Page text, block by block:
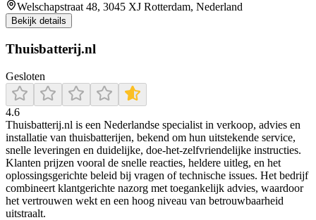
Welschapstraat 48, 3045 XJ Rotterdam, Nederland
Bekijk details
Thuisbatterij.nl
Gesloten
4.6
Thuisbatterij.nl is een Nederlandse specialist in verkoop, advies en
installatie van thuisbatterijen, bekend om hun uitstekende service,
snelle leveringen en duidelijke, doe‑het‑zelfvriendelijke instructies.
Klanten prijzen vooral de snelle reacties, heldere uitleg, en het
oplossingsgerichte beleid bij vragen of technische issues. Het bedrijf
combineert klantgerichte nazorg met toegankelijk advies, waardoor
het vertrouwen wekt en een hoog niveau van betrouwbaarheid
uitstraalt.